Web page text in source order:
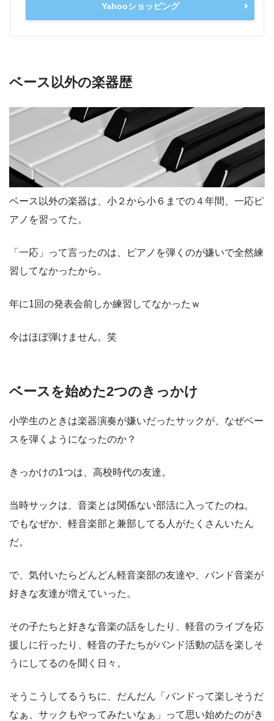
Yahooショッピング
ベース以外の楽器歴
ベース以外の楽器は、小２から小６までの４年間、一応ピ
アノを習ってた。
「一応」って言ったのは、ピアノを弾くのが嫌いで全然練
習してなかったから。
年に1回の発表会前しか練習してなかったｗ
今はほぼ弾けません。笑
ベースを始めた2つのきっかけ
小学生のときは楽器演奏が嫌いだったサックが、なぜベー
スを弾くようになったのか？
きっかけの1つは、高校時代の友達。
当時サックは、音楽とは関係ない部活に入ってたのね。
でもなぜか、軽音楽部と兼部してる人がたくさんいたん
だ。
で、気付いたらどんどん軽音楽部の友達や、バンド音楽が
好きな友達が増えていった。
その子たちと好きな音楽の話をしたり、軽音のライブを応
援しに行ったり、軽音の子たちがバンド活動の話を楽しそ
うにしてるのを聞く日々。
そうこうしてるうちに、だんだん「バンドって楽しそうだ
なぁ、サックもやってみたいなぁ」って思い始めたのがき